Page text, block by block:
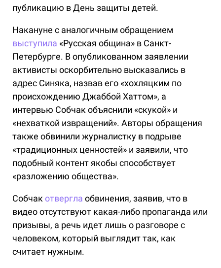
публикацию в День защиты детей.
Накануне с аналогичным обращением
выступила «Русская община» в Санкт-
Петербурге. В опубликованном заявлении
активисты оскорбительно высказались в
адрес Синяка, назвав его «хохляцким по
происхождению Джаббой Хаттом», а
интервью Собчак объяснили «скукой» и
«нехваткой извращений». Авторы обращения
также обвинили журналистку в подрыве
«традиционных ценностей» и заявили, что
подобный контент якобы способствует
«разложению общества».
Собчак отвергла обвинения, заявив, что в
видео отсутствуют какая-либо пропаганда или
призывы, а речь идет лишь о разговоре с
человеком, который выглядит так, как
считает нужным.